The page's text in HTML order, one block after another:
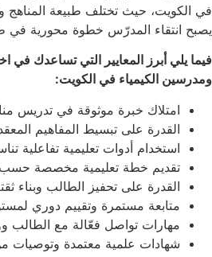
في الكويت، حيث تختلف طبيعة المناهج
يصبح انتقاء المدرّس خطوة محورية في
فيما يلي أبرز المعايير التي تساعدك في
ومدرسين الكيمياء في الكويت:
امتلاك خبرة موثوقة في تدريس
القدرة على تبسيط المفاهيم
استخدام أدوات تعليمية تفاعلية
تقديم خطة تعليمية مخصصة
القدرة على تحفيز الطالب وبناء
متابعة مستمرة وتقييم دوري
مهارات تواصل فعّالة مع الطالب
شهادات علمية معتمدة وتوصيات